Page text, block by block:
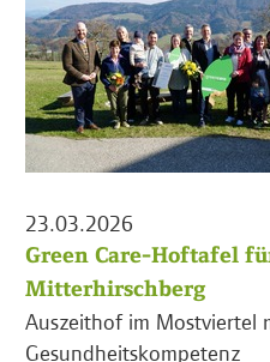
23.03.2026
Green Care-Hoftafel
Mitterhirschberg
Auszeithof im Mostviertel
Gesundheitskompetenz